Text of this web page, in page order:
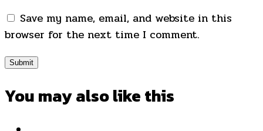
Save my name, email, and website in this
browser for the next time I comment.
You may alsolike this